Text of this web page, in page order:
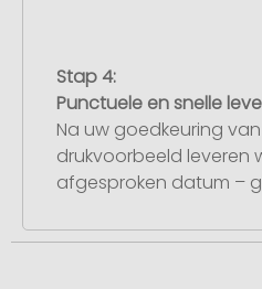
Stap 4:
Punctuele en snelle
Na uw goedkeuring
drukvoorbeeld leveren
afgesproken datum –